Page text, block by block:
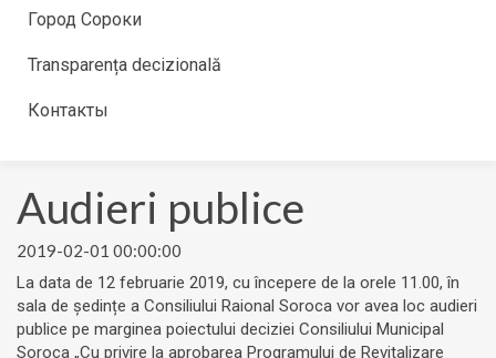
Город Сороки
Transparența decizională
Контакты
Audieri publice
2019-02-01 00:00:00
La data de 12 februarie 2019, cu începere de la orele 11.00, în
sala de ședințe a Consiliului Raional Soroca vor avea loc audieri
publice pe marginea poiectului deciziei Consiliului Municipal
Soroca „Cu privire la aprobarea Programului de Revitalizare